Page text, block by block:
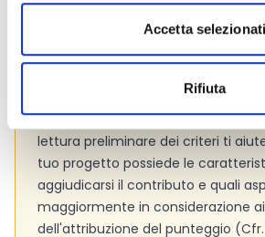
Accetta selezionati
Rifiuta
Fondazione organizzerà nel mese
incontro formativo dedicato,
interessati a partecipare al bando.
criteri di
dall’Ente per valutare le proposte
lettura preliminare dei criteri ti
tuo progetto possiede le
aggiudicarsi il contributo e quali
maggiormente in considerazione
dell'attribuzione del punteggio